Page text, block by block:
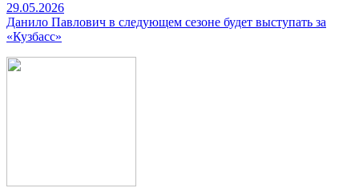
29.05.2026
Данило Павлович в следующем сезоне будет выступать за
«Кузбасс»